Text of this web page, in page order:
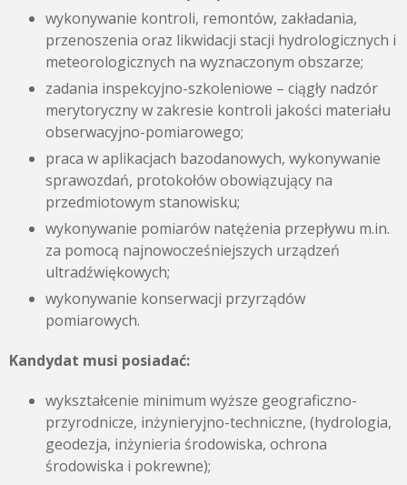
wykonywanie kontroli, remontów, zakładania,
przenoszenia oraz likwidacji stacji hydrologicznych i
meteorologicznych na wyznaczonym obszarze;
zadania inspekcyjno-szkoleniowe – ciągły nadzór
merytoryczny w zakresie kontroli jakości materiału
obserwacyjno-pomiarowego;
praca w aplikacjach bazodanowych, wykonywanie
sprawozdań, protokołów obowiązujący na
przedmiotowym stanowisku;
wykonywanie pomiarów natężenia przepływu m.in.
za pomocą najnowocześniejszych urządzeń
ultradźwiękowych;
wykonywanie konserwacji przyrządów
pomiarowych.
Kandydat musi posiadać:
wykształcenie minimum wyższe geograficzno-
przyrodnicze, inżynieryjno-techniczne, (hydrologia,
geodezja, inżynieria środowiska, ochrona
środowiska i pokrewne);